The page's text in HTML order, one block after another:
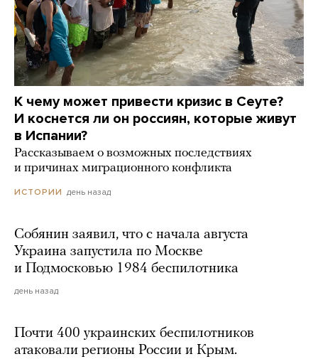
К чему может привести кризис в Сеуте?
И коснется ли он россиян, которые живут
в Испании?
Рассказываем о возможных последствиях
и причинах миграционного конфликта
ИСТОРИИ день назад
Собянин заявил, что с начала августа
Украина запустила по Москве
и Подмосковью 1984 беспилотника
день назад
Почти 400 украинских беспилотников
атаковали регионы России и Крым.